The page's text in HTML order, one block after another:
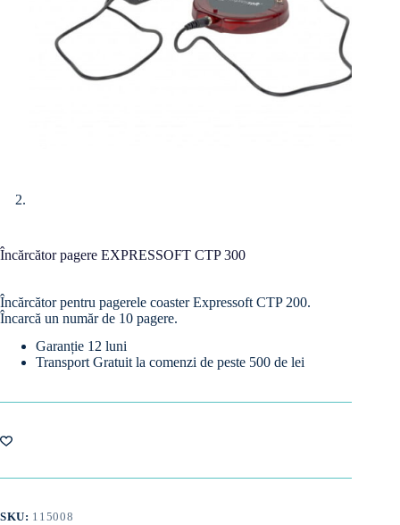
Încărcător pagere EXPRESSOFT CTP 300
Încărcător pentru pagerele coaster Expressoft CTP 200.
Încarcă un număr de 10 pagere.
Garanție 12 luni
Transport Gratuit la comenzi de peste 500 de lei
SKU: 115008